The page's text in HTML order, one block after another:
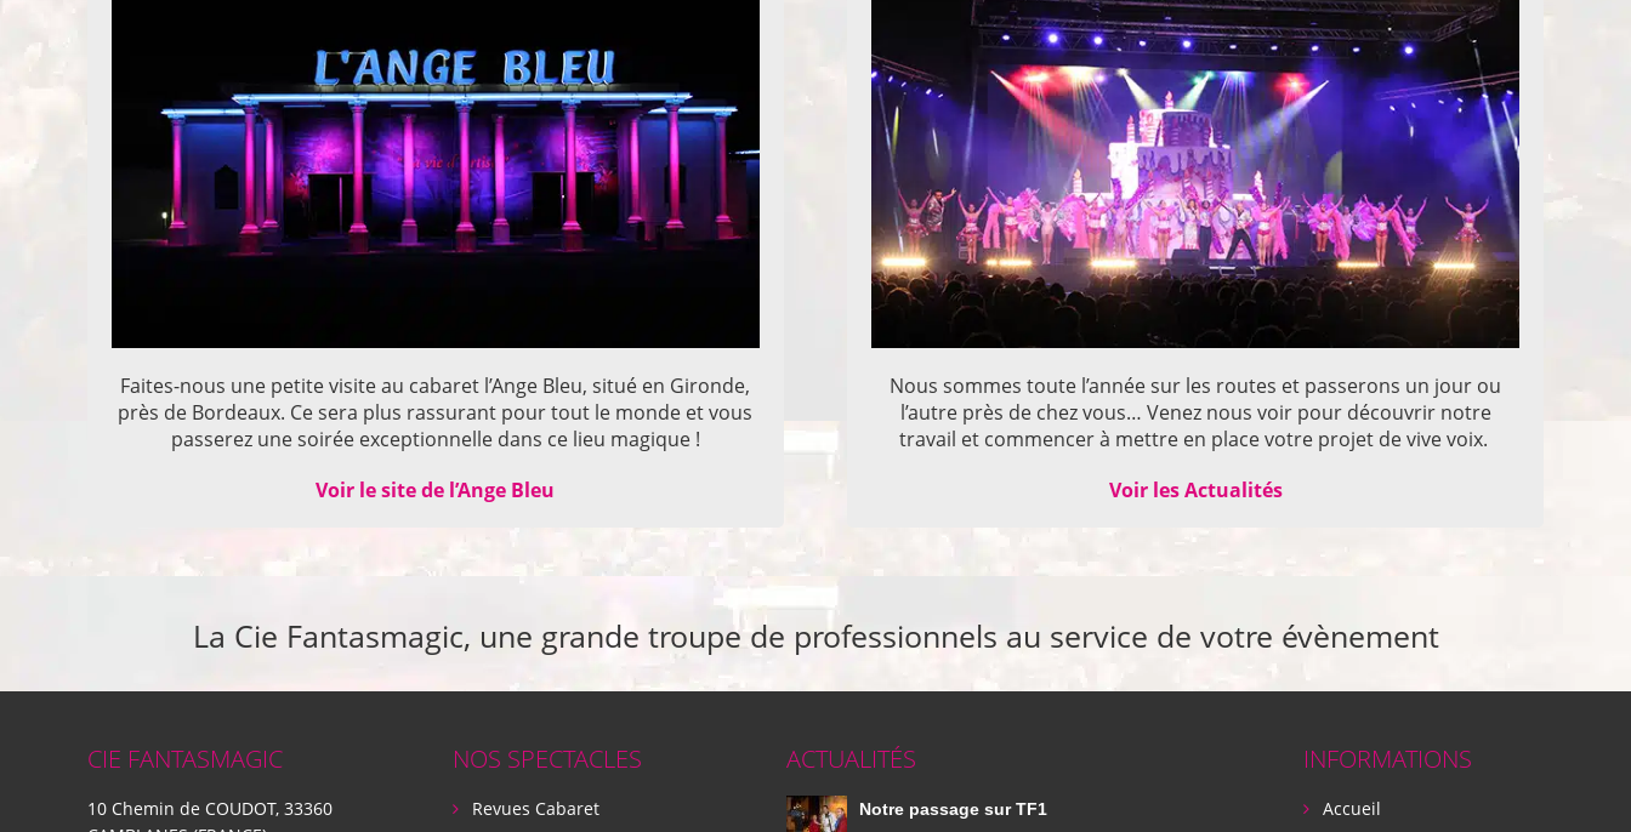
Faites-nous une petite visite au cabaret l’Ange Bleu, situé en Gironde,
près de Bordeaux. Ce sera plus rassurant pour tout le monde et vous
passerez une soirée exceptionnelle dans ce lieu magique !
Voir le site de l’Ange Bleu
Nous sommes toute l’année sur les routes et passerons un jour ou
l’autre près de chez vous… Venez nous voir pour découvrir notre
travail et commencer à mettre en place votre projet de vive voix.
Voir les Actualités
La Cie Fantasmagic, une grande troupe de professionnels au service de votre évènement
CIE FANTASMAGIC
10 Chemin de COUDOT, 33360
NOS SPECTACLES
Revues Cabaret
ACTUALITÉS
Notre passage sur TF1
INFORMATIONS
Accueil